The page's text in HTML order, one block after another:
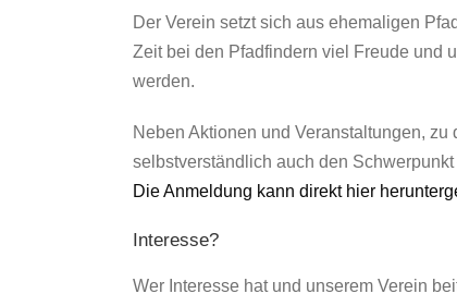
Der Verein setzt sich aus ehemaligen
Zeit bei den Pfadfindern viel Freude und
werden.
Neben Aktionen und Veranstaltungen,
selbstverständlich auch den
Die Anmeldung kann direkt hier
Interesse?
Wer Interesse hat und unserem Verein